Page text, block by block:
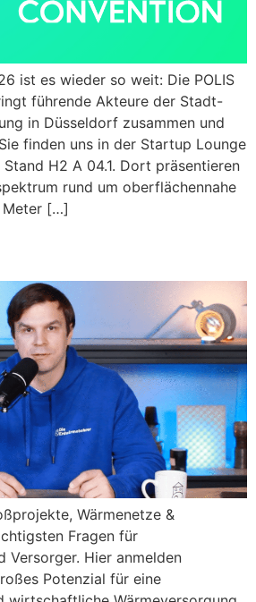
ist es wieder so weit: Die POLIS
führende Akteure der Stadt-
in Düsseldorf zusammen und
finden uns in der Startup Lounge
H2 A 04.1. Dort präsentieren
rund um oberflächennahe
Meter […]
Wärmenetze &
Fragen für
Versorger. Hier anmelden
Potenzial für eine